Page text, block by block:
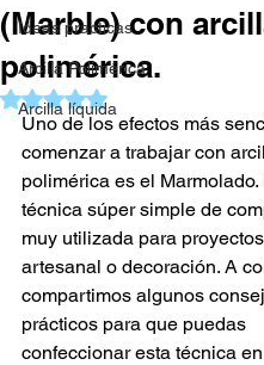
Ideas practicas
Arcilla Polimérica
Arcilla líquida
(Marble) con
polimérica.
Obtuvo NaN de 5 estrellas.
Uno de los efectos más
comenzar a trabajar con
polimérica es el Marmolado.
técnica súper simple de
muy utilizada para
artesanal o decoración. A
compartimos algunos
prácticos para que puedas
confeccionar esta técnica